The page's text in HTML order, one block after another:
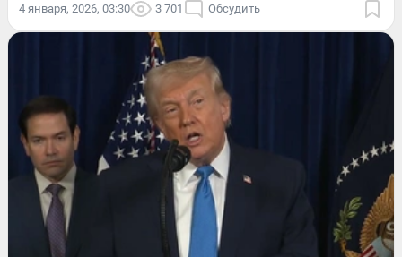
4 января, 2026, 03:30 3 701 Обсудить